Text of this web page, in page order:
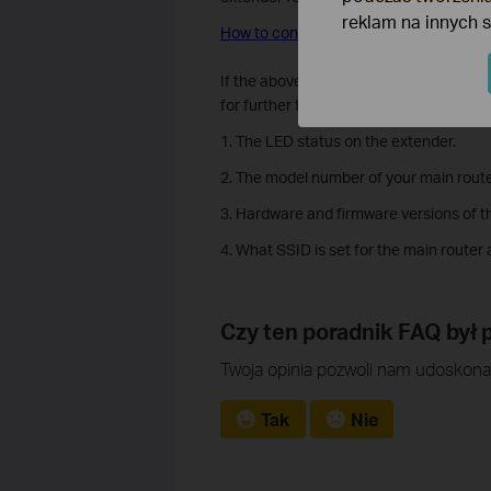
How to configure Range Extender via
If the above suggestions still cannot
for further troubleshooting:
1. The LED status on the extender.
2. The model number of your main
3. Hardware and firmware versions of
4. What SSID is set for the main
Czy ten poradnik FAQ był
Twoja opinia pozwoli nam
Tak Nie
reklam na innych